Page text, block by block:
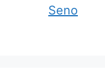
Seno